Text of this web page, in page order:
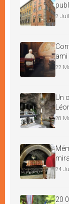
2
ami
22
Un
28
24
20